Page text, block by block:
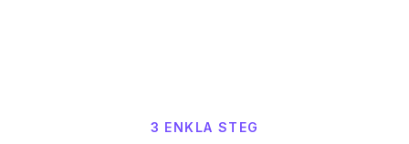
3 ENKLA STEG